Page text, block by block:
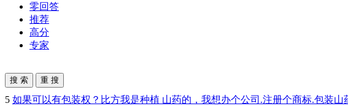
零回答
推荐
高分
专家
5 如果可以有包装权？比方我是种植 山药的，我想办个公司.注册个商标.包装山